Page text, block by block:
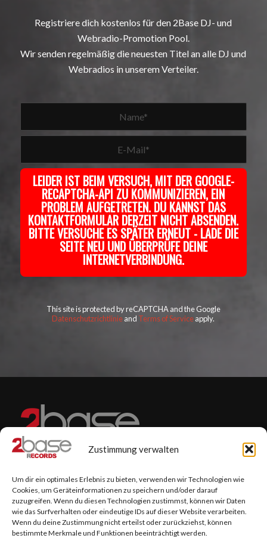
Zustimmung verwalten
Um dir ein optimales Erlebnis zu bieten, verwenden wir Technologien wie
Cookies, um Geräteinformationen zu speichern und/oder darauf
zuzugreifen. Wenn du diesen Technologien zustimmst, können wir Daten
wie das Surfverhalten oder eindeutige IDs auf dieser Website verarbeiten.
Wenn du deine Zustimmung nicht erteilst oder zurückziehst, können
bestimmte Merkmale und Funktionen beeinträchtigt werden.
Registriere dich kostenlos für den 2Base DJ- und
Webradio-Promotion Pool.
Wir senden regelmäßig die neuesten Titel an alle DJ und
Webradios in unserem Verteiler.
LEIDER IST BEIM VERSUCH, MIT DER GOOGLE-
RECAPTCHA-API ZU KOMMUNIZIEREN, EIN
PROBLEM AUFGETRETEN. DU KANNST DAS
KONTAKTFORMULAR DERZEIT NICHT ABSENDEN.
BITTE VERSUCHE ES SPÄTER ERNEUT - LADE DIE
SEITE NEU UND ÜBERPRÜFE DEINE
INTERNETVERBINDUNG.
This site is protected by reCAPTCHA and the Google
Datenschutzrichtlinieand Terms of Serviceapply.
2BASE RECORDS & 2BASE PUBLISHING